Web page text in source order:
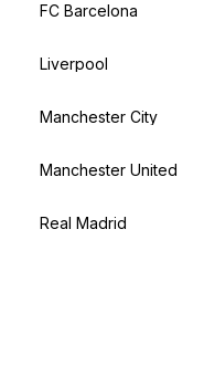
FC Barcelona
Liverpool
Manchester City
Manchester United
Real Madrid